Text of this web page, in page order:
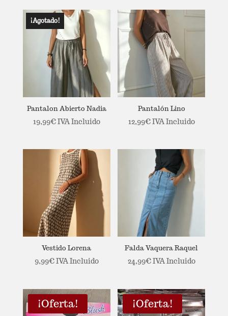
¡Agotado!
Pantalon Abierto Nadia
19,99€IVA Incluido
Pantalón Lino
12,99€IVA Incluido
Vestido Lorena
9,99€IVA Incluido
Falda Vaquera Raquel
24,99€IVA Incluido
¡Oferta! ¡Oferta!